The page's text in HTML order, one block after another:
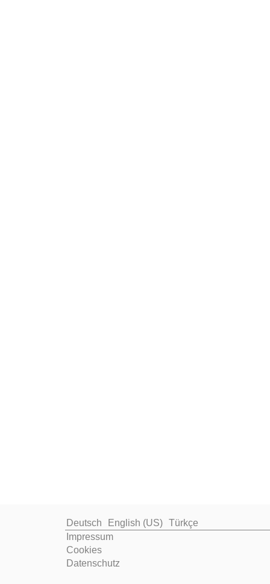
Deutsch English (US) Türkçe
Impressum
Cookies
Datenschutz